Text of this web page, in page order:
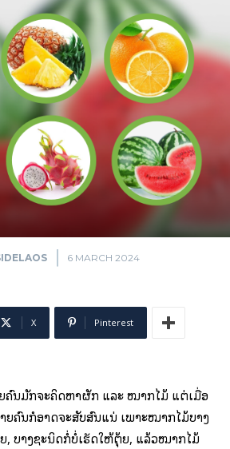
6 MARCH 2024
X Pinterest
ນມັກຈະຄິດຫາຜັກ ແລະ ໝາກໄມ້ ແຕ່ເມື່ອ
ຍຄົນກໍອາດຈະສັບສົນແນ່ ເພາະໝາກໄມ້ບາງ
, ບາງຊະນິດກໍ່ບໍ່ເຮັດໃຫ້ຕຸ້ຍ, ແລ້ວໝາກໄມ້